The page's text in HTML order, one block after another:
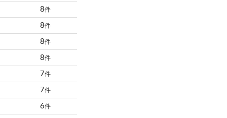
8件
8件
8件
8件
7件
7件
6件